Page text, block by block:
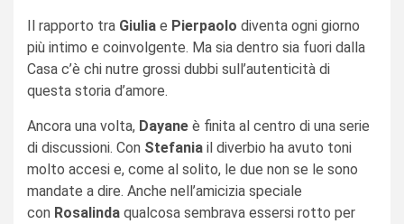
Il rapporto tra Giulia e Pierpaolo diventa ogni giorno
più intimo e coinvolgente. Ma sia dentro sia fuori dalla
Casa c’è chi nutre grossi dubbi sull’autenticità di
questa storia d’amore.
Ancora una volta, Dayane è finita al centro di una serie
di discussioni. Con Stefania il diverbio ha avuto toni
molto accesi e, come al solito, le due non se le sono
mandate a dire. Anche nell’amicizia speciale
con Rosalinda qualcosa sembrava essersi rotto per